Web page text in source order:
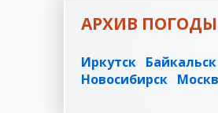
АРХИВ ПОГОДЫ
Иркутск Байкальск
Новосибирск